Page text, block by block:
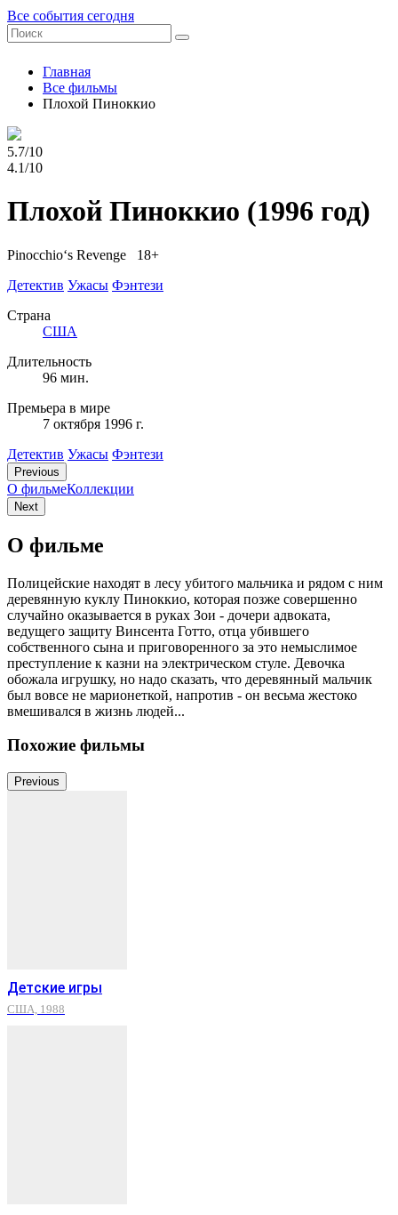
Все события сегодня
Главная
Все фильмы
Плохой Пиноккио
5.7/10
4.1/10
Плохой Пиноккио (1996 год)
Pinocchio‘s Revenge 18+
Детектив Ужасы Фэнтези
Страна
США
Длительность
96 мин.
Премьера в мире
7 октября 1996 г.
Детектив Ужасы Фэнтези
Previous
О фильмеКоллекции
Next
О фильме
Полицейские находят в лесу убитого мальчика и рядом с ним
деревянную куклу Пиноккио, которая позже совершенно
случайно оказывается в руках Зои - дочери адвоката,
ведущего защиту Винсента Готто, отца убившего
собственного сына и приговоренного за это немыслимое
преступление к казни на электрическом стуле. Девочка
обожала игрушку, но надо сказать, что деревянный мальчик
был вовсе не марионеткой, напротив - он весьма жестоко
вмешивался в жизнь людей...
Похожие фильмы
Previous
Детские игры
США, 1988